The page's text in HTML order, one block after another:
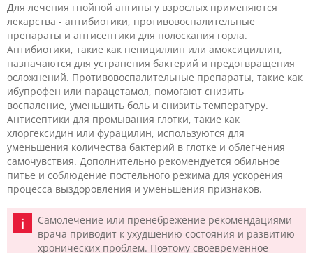
Для лечения гнойной ангины у взрослых применяются
лекарства - антибиотики, противовоспалительные
препараты и антисептики для полоскания горла.
Антибиотики, такие как пенициллин или амоксициллин,
назначаются для устранения бактерий и предотвращения
осложнений. Противовоспалительные препараты, такие как
ибупрофен или парацетамол, помогают снизить
воспаление, уменьшить боль и снизить температуру.
Антисептики для промывания глотки, такие как
хлоргексидин или фурацилин, используются для
уменьшения количества бактерий в глотке и облегчения
самочувствия. Дополнительно рекомендуется обильное
питье и соблюдение постельного режима для ускорения
процесса выздоровления и уменьшения признаков.
Самолечение или пренебрежение рекомендациями
врача приводит к ухудшению состояния и развитию
хронических проблем. Поэтому своевременное